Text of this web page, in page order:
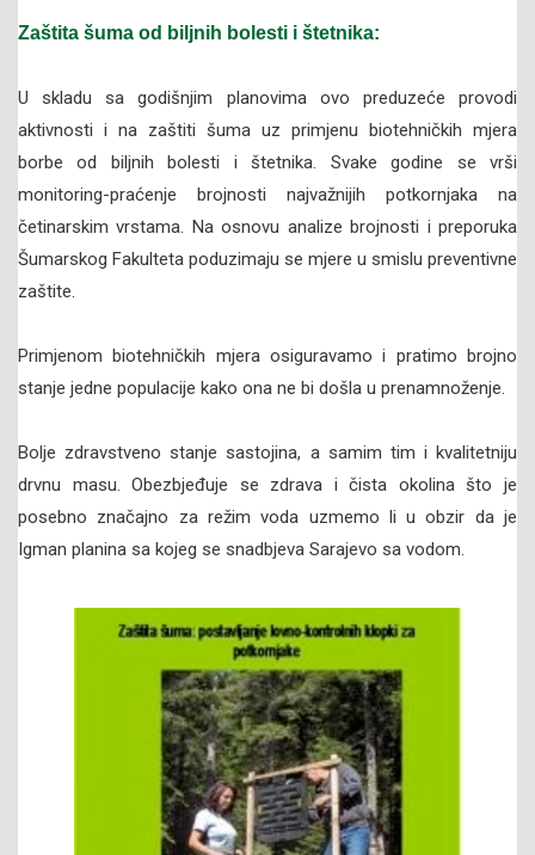
Zaštita šuma od biljnih bolesti i štetnika:
U skladu sa godišnjim planovima ovo preduzeće provodi
aktivnosti i na zaštiti šuma uz primjenu biotehničkih mjera
borbe od biljnih bolesti i štetnika. Svake godine se vrši
monitoring-praćenje brojnosti najvažnijih potkornjaka na
četinarskim vrstama. Na osnovu analize brojnosti i preporuka
Šumarskog Fakulteta poduzimaju se mjere u smislu preventivne
zaštite.
Primjenom biotehničkih mjera osiguravamo i pratimo brojno
stanje jedne populacije kako ona ne bi došla u prenamnoženje.
Bolje zdravstveno stanje sastojina, a samim tim i kvalitetniju
drvnu masu. Obezbjeđuje se zdrava i čista okolina što je
posebno značajno za režim voda uzmemo li u obzir da je
Igman planina sa kojeg se snadbjeva Sarajevo sa vodom.